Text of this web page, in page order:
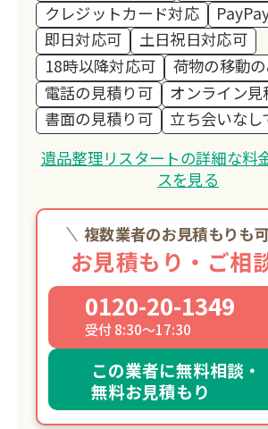
クレジットカード対応
即日対応可
土日祝日対応可
18時以降対応可
荷物の移動
電話の見積り可
オンライン見
書面の見積り可
立ち会いなし
遺品整理リスタートの詳細な料
スを見る
複数業者のお見積もりも
お見積もり・ご相
0120-20-1349
受付 8:30～17:30
この業者に無料相談・
無料お見積もり